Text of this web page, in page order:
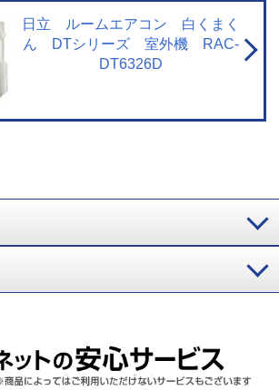
所定の設置スペースを確保してください。また、高
め運転しないことがあります。使用環境により能力
。
日立 ルームエアコン 白くまく
ん DTシリーズ 室外機 RAC-
DT6326D